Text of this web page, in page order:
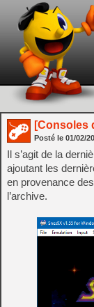
[Consoles
Posté le 01/02/
Il s’agit de la
ajoutant les
en provenance des
l’archive.